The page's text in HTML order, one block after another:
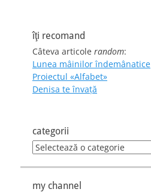
îţi recomand
Câteva articole random:
Lunea mâinilor îndemânatice
Proiectul «Alfabet»
Denisa te învaţă
categorii
categorii
my channel